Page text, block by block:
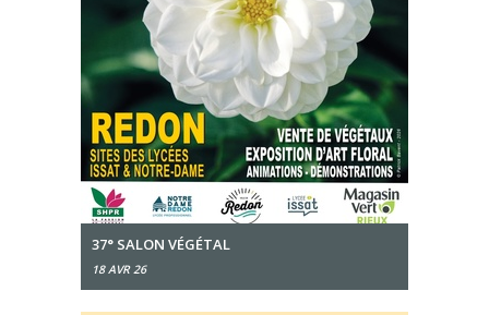
37° SALON VÉGÉTAL
18 AVR 26